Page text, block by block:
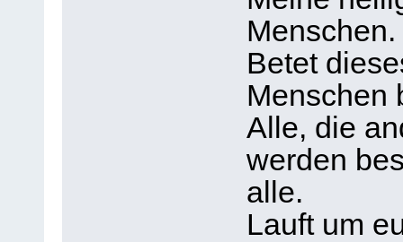
Menschen.
Betet
Menschen
Alle, die
werden
alle.
Lauft um